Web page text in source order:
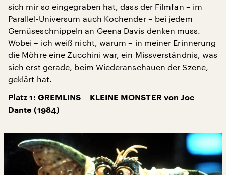
sich mir so eingegraben hat, dass der Filmfan – im
Parallel-Universum auch Kochender – bei jedem
Gemüseschnippeln an Geena Davis denken muss.
Wobei – ich weiß nicht, warum – in meiner Erinnerung
die Möhre eine Zucchini war, ein Missverständnis, was
sich erst gerade, beim Wiederanschauen der Szene,
geklärt hat.
Platz 1: GREMLINS – KLEINE MONSTER von Joe
Dante (1984)